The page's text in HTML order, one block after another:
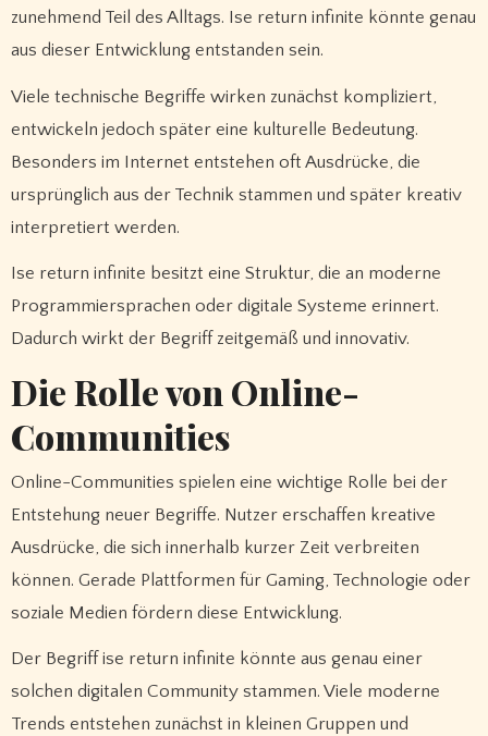
zunehmend Teil des Alltags. Ise return infinite könnte genau
aus dieser Entwicklung entstanden sein.
Viele technische Begriffe wirken zunächst kompliziert,
entwickeln jedoch später eine kulturelle Bedeutung.
Besonders im Internet entstehen oft Ausdrücke, die
ursprünglich aus der Technik stammen und später kreativ
interpretiert werden.
Ise return infinite besitzt eine Struktur, die an moderne
Programmiersprachen oder digitale Systeme erinnert.
Dadurch wirkt der Begriff zeitgemäß und innovativ.
Die Rolle von Online-
Communities
Online-Communities spielen eine wichtige Rolle bei der
Entstehung neuer Begriffe. Nutzer erschaffen kreative
Ausdrücke, die sich innerhalb kurzer Zeit verbreiten
können. Gerade Plattformen für Gaming, Technologie oder
soziale Medien fördern diese Entwicklung.
Der Begriff ise return infinite könnte aus genau einer
solchen digitalen Community stammen. Viele moderne
Trends entstehen zunächst in kleinen Gruppen und